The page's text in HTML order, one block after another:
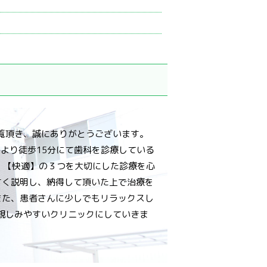
き、誠にありがとうございます。
り徒歩15分にて歯科を診療している
快適】の３つを大切にした診療を心
説明し、納得して頂いた上で治療を
、患者さんに少しでもリラックスし
みやすいクリニックにしていきま